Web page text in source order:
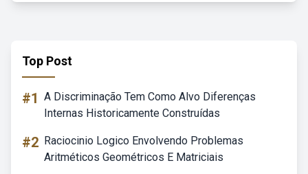
Top Post
#1 A Discriminação Tem Como Alvo Diferenças
Internas Historicamente Construídas
#2 Raciocinio Logico Envolvendo Problemas
Aritméticos Geométricos E Matriciais